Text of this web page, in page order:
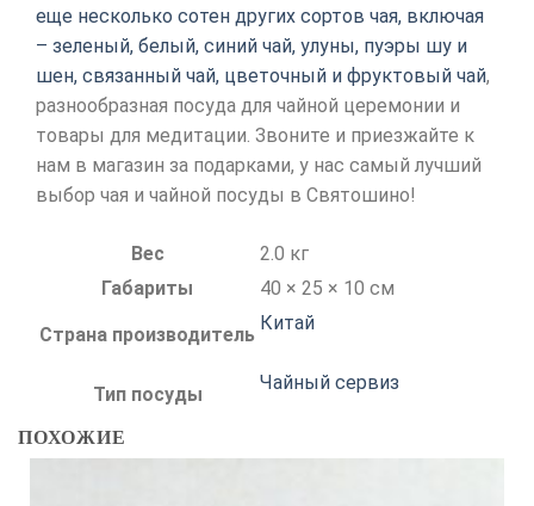
еще несколько сотен других сортов чая, включая
– зеленый, белый, синий чай, улуны, пуэры шу и
шен, связанный чай, цветочный и фруктовый чай,
разнообразная посуда для чайной церемонии и
товары для медитации. Звоните и приезжайте к
нам в магазин за подарками, у нас самый лучший
выбор чая и чайной посуды в Святошино!
Вес
2.0 кг
Габариты
40 × 25 × 10 см
Страна производитель
Китай
Тип посуды
Чайный сервиз
ПОХОЖИЕ